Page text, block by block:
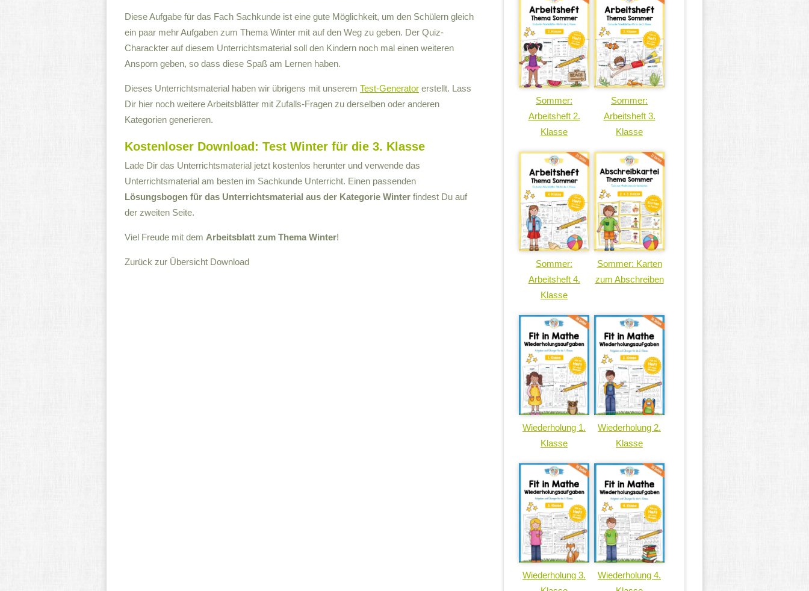
Diese Aufgabe für das Fach Sachkunde ist eine gute Möglichkeit, um den Schülern gleich
ein paar mehr Aufgaben zum Thema Winter mit auf den Weg zu geben. Der Quiz-
Charackter auf diesem Unterrichtsmaterial soll den Kindern noch mal einen weiteren
Ansporn geben, so dass diese Spaß am Lernen haben.
Dieses Unterrichtsmaterial haben wir übrigens mit unserem Test-Generator erstellt. Lass
Dir hier noch weitere Arbeitsblätter mit Zufalls-Fragen zu derselben oder anderen
Kategorien generieren.
Kostenloser Download: Test Winter für die 3. Klasse
Lade Dir das Unterrichtsmaterial jetzt kostenlos herunter und verwende das
Unterrichtsmaterial am besten im Sachkunde Unterricht. Einen passenden
Lösungsbogen für das Unterrichtsmaterial aus der Kategorie Winter findest Du auf
der zweiten Seite.
Viel Freude mit dem Arbeitsblatt zum Thema Winter!
Zurück zur Übersicht Download
Sommer:
Arbeitsheft 2.
Klasse
Sommer:
Arbeitsheft 3.
Klasse
Sommer:
Arbeitsheft 4.
Klasse
Sommer: Karten
zum Abschreiben
Wiederholung 1.
Klasse
Wiederholung 2.
Klasse
Wiederholung 3.
Wiederholung 4.